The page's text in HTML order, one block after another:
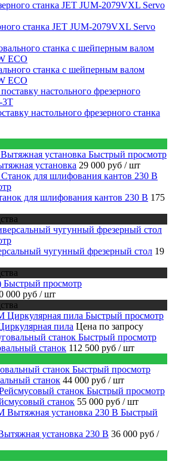
станка JET JUM-2079VXL Servo
станка с шейперным валом
ECO
настольного фрезерного станка
Быстрый просмотр
установка 29 000 руб / шт
для шлифования кантов 230 В 175
чугунный фрезерный стол 19
Быстрый просмотр
000 руб / шт
Быстрый просмотр
пила Цена по запросу
Быстрый просмотр
станок 112 500 руб / шт
Быстрый просмотр
станок 44 000 руб / шт
Быстрый просмотр
станок 55 000 руб / шт
Быстрый
установка 230 В 36 000 руб /